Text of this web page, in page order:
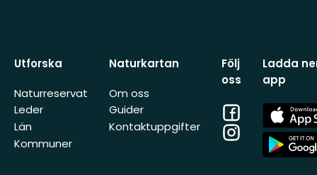
Utforska
Naturreservat
Leder
Län
Kommuner
Naturkartan
Om oss
Guider
Kontaktuppgifter
Följ
oss
Facebook
Instagram
Ladda
app
App
Store
App
Store